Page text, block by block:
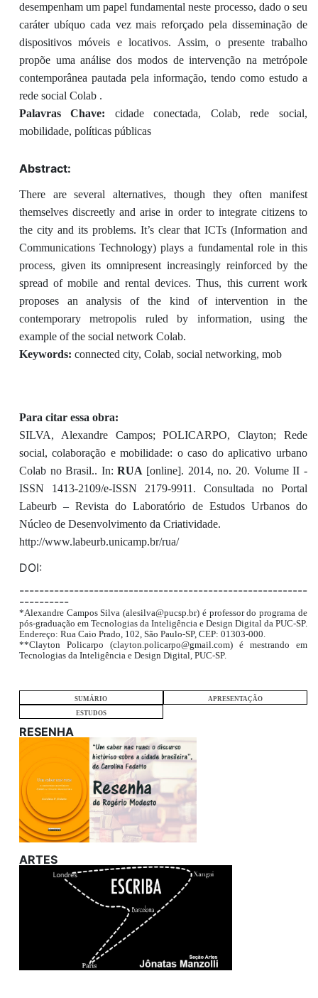
desempenham um papel fundamental neste processo, dado o seu
caráter ubíquo cada vez mais reforçado pela disseminação de
dispositivos móveis e locativos. Assim, o presente trabalho
propõe uma análise dos modos de intervenção na metrópole
contemporânea pautada pela informação, tendo como estudo a
rede social Colab .
Palavras Chave: cidade conectada, Colab, rede social,
mobilidade, políticas públicas
Abstract:
There are several alternatives, though they often manifest
themselves discreetly and arise in order to integrate citizens to
the city and its problems. It’s clear that ICTs (Information and
Communications Technology) plays a fundamental role in this
process, given its omnipresent increasingly reinforced by the
spread of mobile and rental devices. Thus, this current work
proposes an analysis of the kind of intervention in the
contemporary metropolis ruled by information, using the
example of the social network Colab.
Keywords: connected city, Colab, social networking, mob
Para citar essa obra:
SILVA, Alexandre Campos; POLICARPO, Clayton; Rede
social, colaboração e mobilidade: o caso do aplicativo urbano
Colab no Brasil.. In:RUA [online]. 2014, no. 20. Volume II -
ISSN 1413-2109/e-ISSN 2179-9911. Consultada no Portal
Labeurb – Revista do Laboratório de Estudos Urbanos do
Núcleo de Desenvolvimento da Criatividade.
http://www.labeurb.unicamp.br/rua/
DOI:
----------------------------------------------------------
----------
*Alexandre Campos Silva (alesilva@pucsp.br) é professor do programa de
pós-graduação em Tecnologias da Inteligência e Design Digital da PUC-SP.
Endereço: Rua Caio Prado, 102, São Paulo-SP, CEP: 01303-000.
**Clayton Policarpo (clayton.policarpo@gmail.com) é mestrando em
Tecnologias da Inteligência e Design Digital, PUC-SP.
SUMÁRIO
APRESENTAÇÃO
ESTUDOS
RESENHA
ARTES